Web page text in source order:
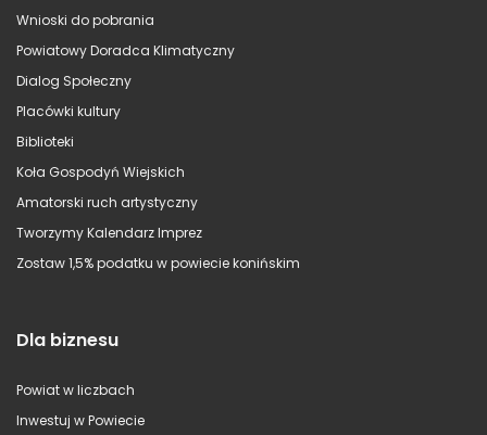
Wnioski do pobrania
Powiatowy Doradca Klimatyczny
Dialog Społeczny
Placówki kultury
Biblioteki
Koła Gospodyń Wiejskich
Amatorski ruch artystyczny
Tworzymy Kalendarz Imprez
Zostaw 1,5% podatku w powiecie konińskim
Dla biznesu
Powiat w liczbach
Inwestuj w Powiecie